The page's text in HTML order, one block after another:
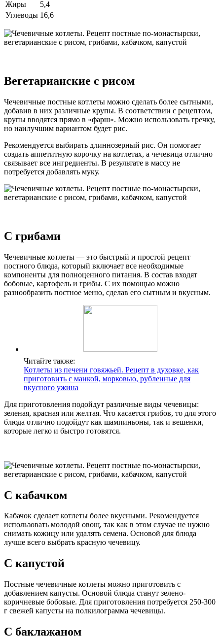
Жиры
5,4
Углеводы 16,6
Вегетарианские с рисом
Чечевичные постные котлеты можно сделать более сытными,
добавив в них различные крупы. В соответствии с рецептом,
крупы вводятся прямо в «фарш». Можно использовать гречку,
но наилучшим вариантом будет рис.
Рекомендуется выбирать длиннозерный рис. Он помогает
создать аппетитную корочку на котлетах, а чечевица отлично
связывает все ингредиенты. В результате в массу не
потребуется добавлять муку.
С грибами
Чечевичные котлеты — это быстрый и простой рецепт
постного блюда, который включает все необходимые
компоненты для полноценного питания. В состав входят
бобовые, картофель и грибы. С их помощью можно
разнообразить постное меню, сделав его сытным и вкусным.
Читайте также:
Котлеты из печени говяжьей. Рецепт в духовке, как
приготовить с манкой, морковью, рубленные для
вкусного ужина
Для приготовления подойдут различные виды чечевицы:
зеленая, красная или желтая. Что касается грибов, то для этого
блюда отлично подойдут как шампиньоны, так и вешенки,
которые легко и быстро готовятся.
С кабачком
Кабачок сделает котлеты более вкусными. Рекомендуется
использовать молодой овощ, так как в этом случае не нужно
снимать кожицу или удалять семена. Основой для блюда
лучше всего выбрать красную чечевицу.
С капустой
Постные чечевичные котлеты можно приготовить с
добавлением капусты. Основой блюда станут зелено-
коричневые бобовые. Для приготовления потребуется 250-300
г свежей капусты на полкилограмма чечевицы.
С баклажаном